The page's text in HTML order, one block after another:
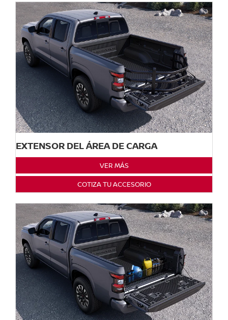
EXTENSOR DEL ÁREA DE CARGA
VER MÁS
COTIZA TU ACCESORIO